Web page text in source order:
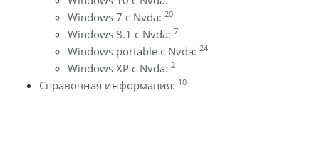
Windows 7 с Nvda: 20
Windows 8.1 с Nvda: 7
Windows portable с Nvda: 24
Windows XP с Nvda: 2
Справочная информация: 10